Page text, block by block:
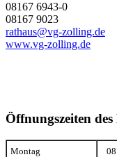
08167 6943-0
08167 9023
rathaus@vg-zolling.de
www.vg-zolling.de
Öffnungszeiten
Montag